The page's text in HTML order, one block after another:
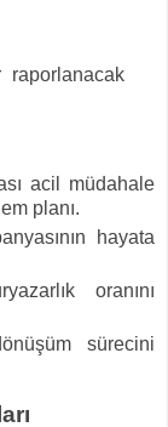
raporlanacak
acil müdahale
planı.
hayata
oranını
sürecini